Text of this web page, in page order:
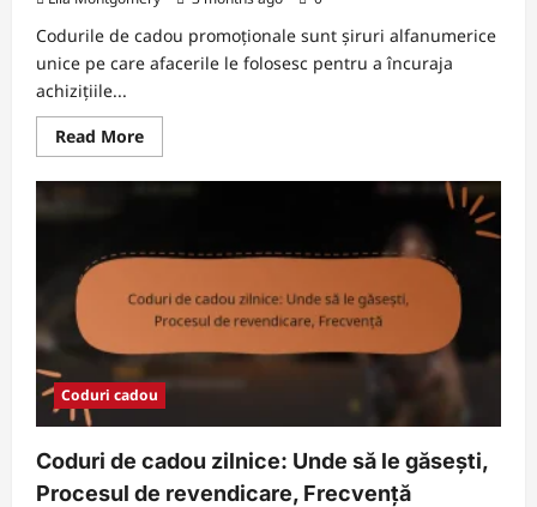
Codurile de cadou promoționale sunt șiruri alfanumerice
unice pe care afacerile le folosesc pentru a încuraja
achizițiile...
Read MoreRead
more
Coduri
Parteneriate,
rețelele
sociale,
Coduri cadou
Coduri de cadou zilnice: Unde să le găsești,
Procesul de revendicare, Frecvență